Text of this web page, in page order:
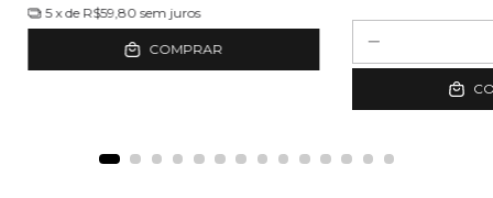
5 x de R$59,80 sem juros
COMPRAR